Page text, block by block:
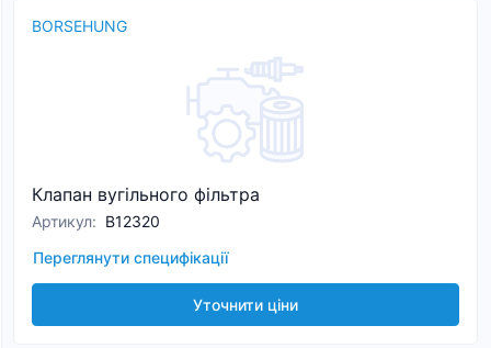
BORSEHUNG
Клапан вугільного фільтра
Артикул: B12320
Переглянути специфікації
Уточнити ціни